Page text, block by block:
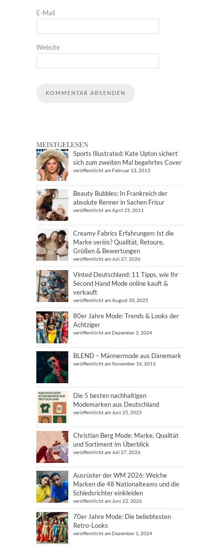
E-Mail
Website
MEISTGELESEN
Sports Illustrated: Kate Upton sichert
sich zum zweiten Mal begehrtes Cover
veröffentlicht am Februar 13, 2013
Beauty Bubbles: In Frankreich der
absolute Renner in Sachen Frisur
veröffentlicht am April 25, 2011
Creamy Fabrics Erfahrungen: Ist die
Marke seriös? Qualität, Retoure,
Größen & Bewertungen
veröffentlicht am Juli 27, 2026
Vinted Deutschland: 11 Tipps, wie Ihr
Second Hand Mode online kauft &
verkauft
veröffentlicht am August 30, 2025
80er Jahre Mode: Trends & Looks der
Achtziger
veröffentlicht am Dezember 3, 2024
BLEND – Männermode aus Dänemark
veröffentlicht am November 16, 2013
Die 5 besten nachhaltigen
Modemarken aus Deutschland
veröffentlicht am Juni 25, 2025
Christian Berg Mode: Marke, Qualität
und Sortiment im Überblick
veröffentlicht am Juli 27, 2026
Ausrüster der WM 2026: Welche
Marken die 48 Nationalteams und die
Schiedsrichter einkleiden
veröffentlicht am Juni 22, 2026
70er Jahre Mode: Die beliebtesten
Retro-Looks
veröffentlicht am Dezember 1, 2024